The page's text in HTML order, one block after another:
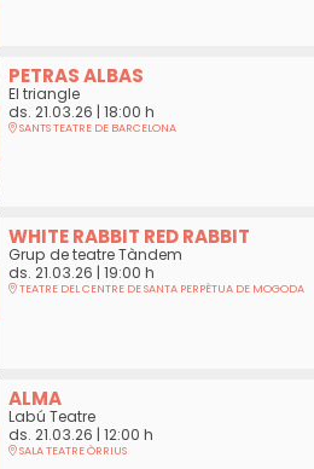
PETRAS ALBAS
El triangle
ds. 21.03.26 | 18:00 h
SANTS TEATRE DE BARCELONA
WHITE RABBIT RED RABBIT
Grup de teatre Tàndem
ds. 21.03.26 | 19:00 h
TEATRE DEL CENTRE DE SANTA PERPÈTUA DE MOGODA
ALMA
Labú Teatre
ds. 21.03.26 | 12:00 h
SALA TEATRE ÒRRIUS